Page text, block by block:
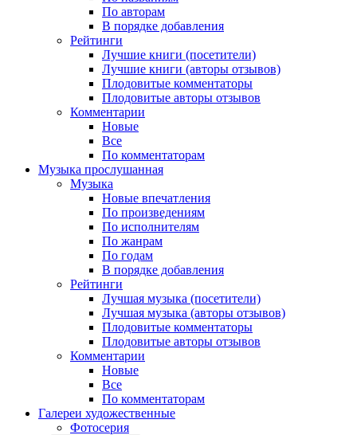
По авторам
В порядке добавления
Рейтинги
Лучшие книги (посетители)
Лучшие книги (авторы отзывов)
Плодовитые комментаторы
Плодовитые авторы отзывов
Комментарии
Новые
Все
По комментаторам
Музыка прослушанная
Музыка
Новые впечатления
По произведениям
По исполнителям
По жанрам
По годам
В порядке добавления
Рейтинги
Лучшая музыка (посетители)
Лучшая музыка (авторы отзывов)
Плодовитые комментаторы
Плодовитые авторы отзывов
Комментарии
Новые
Все
По комментаторам
Галереи художественные
Фотосерия